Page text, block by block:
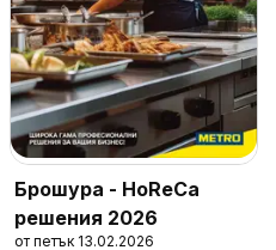
Брошура - HoReCa
решения 2026
от петък 13.02.2026